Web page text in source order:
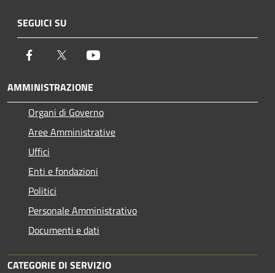
SEGUICI SU
Facebook Twitter
AMMINISTRAZIONE
Organi di Governo
Aree Amministrative
Uffici
Enti e fondazioni
Politici
Personale Amministrativo
Documenti e dati
CATEGORIE DI SERVIZIO